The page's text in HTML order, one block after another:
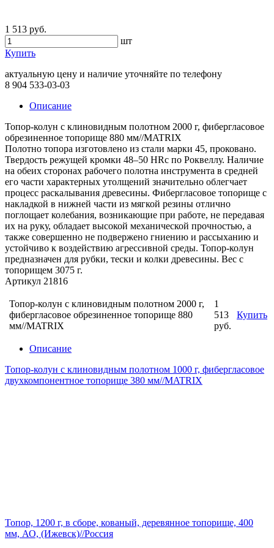
1 513 руб.
шт
Купить
актуальную цену и наличие уточняйте по телефону
8 904 533-03-03
Описание
Топор-колун с клиновидным полотном 2000 г, фибергласовое
обрезиненное топорище 880 мм//MATRIX
Полотно топора изготовлено из стали марки 45, проковано.
Твердость режущей кромки 48–50 HRc по Роквеллу. Наличие
на обеих сторонах рабочего полотна инструмента в средней
его части характерных утолщений значительно облегчает
процесс раскалывания древесины. Фибергласовое топорище с
накладкой в нижней части из мягкой резины отлично
поглощает колебания, возникающие при работе, не передавая
их на руку, обладает высокой механической прочностью, а
также совершенно не подвержено гниению и рассыханию и
устойчиво к воздействию агрессивной среды. Топор-колун
предназначен для рубки, тески и колки древесины. Вес с
топорищем 3075 г.
Артикул 21816
Топор-колун с клиновидным полотном 2000 г,
фибергласовое обрезиненное топорище 880
мм//MATRIX
1
513
руб.
Купить
Описание
Топор-колун с клиновидным полотном 1000 г, фибергласовое
двухкомпонентное топорище 380 мм//MATRIX
Топор, 1200 г, в сборе, кованый, деревянное топорище, 400
мм, АО, (Ижевск)//Россия